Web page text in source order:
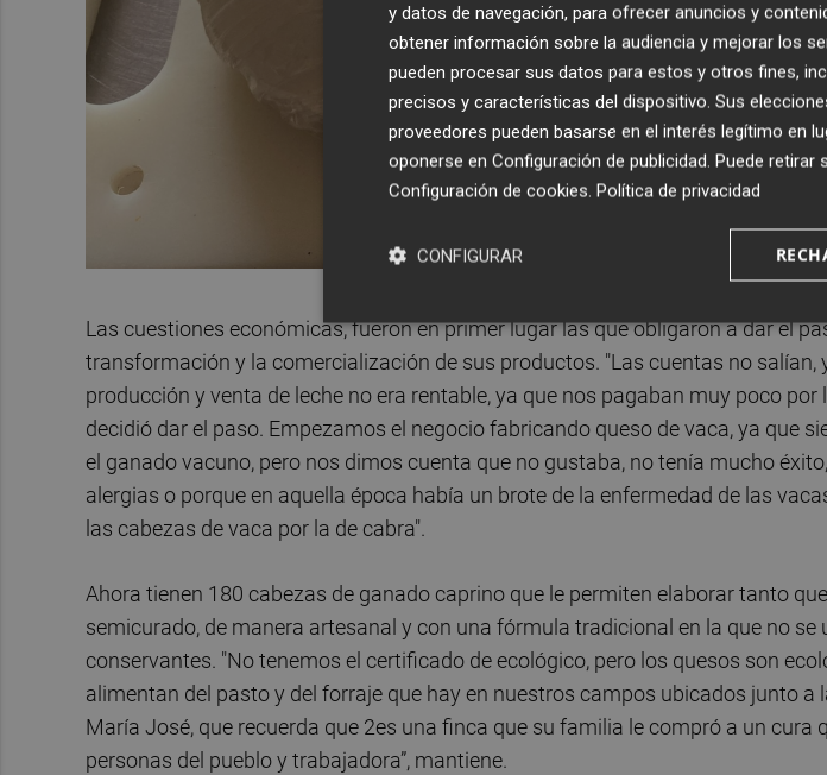
Las cuestiones económicas, fueron en primer lugar las que obligaron a dar el
transformación y la comercialización de sus productos. "Las cuentas no salían,
producción y venta de leche no era rentable, ya que nos pagaban muy poco por
decidió dar el paso. Empezamos el negocio fabricando queso de vaca, ya que
el ganado vacuno, pero nos dimos cuenta que no gustaba, no tenía mucho
alergias o porque en aquella época había un brote de la enfermedad de las
las cabezas de vaca por la de cabra".
Ahora tienen 180 cabezas de ganado caprino que le permiten elaborar tanto
semicurado, de manera artesanal y con una fórmula tradicional en la que no se
conservantes. "No tenemos el certificado de ecológico, pero los quesos son
alimentan del pasto y del forraje que hay en nuestros campos ubicados junto a
María José, que recuerda que 2es una finca que su familia le compró a un cura
personas del pueblo y trabajadora”, mantiene.
y datos de navegación, para ofrecer anuncios y
obtener información sobre la audiencia y mejorar los
pueden procesar sus datos para estos y otros fines,
precisos y características del dispositivo. Sus
proveedores pueden basarse en el interés legítimo en
oponerse en Configuración de publicidad. Puede retirar
Configuración de cookies. Política de privacidad
CONFIGURAR